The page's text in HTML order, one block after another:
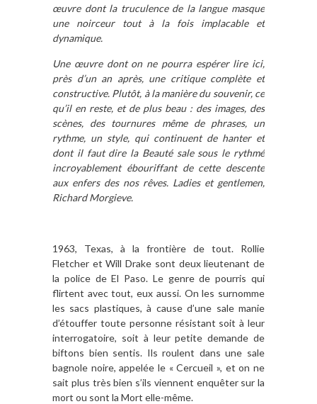
œuvre dont la truculence de la langue masque
une noirceur tout à la fois implacable et
dynamique.
Une œuvre dont on ne pourra espérer lire ici,
près d’un an après, une critique complète et
constructive. Plutôt, à la manière du souvenir, ce
qu’il en reste, et de plus beau : des images, des
scènes, des tournures même de phrases, un
rythme, un style, qui continuent de hanter et
dont il faut dire la Beauté sale sous le rythmé
incroyablement ébouriffant de cette descente
aux enfers des nos rêves. Ladies et gentlemen,
Richard Morgieve.
1963, Texas, à la frontière de tout. Rollie
Fletcher et Will Drake sont deux lieutenant de
la police de El Paso. Le genre de pourris qui
flirtent avec tout, eux aussi. On les surnomme
les sacs plastiques, à cause d’une sale manie
d’étouffer toute personne résistant soit à leur
interrogatoire, soit à leur petite demande de
biftons bien sentis. Ils roulent dans une sale
bagnole noire, appelée le « Cercueil », et on ne
sait plus très bien s’ils viennent enquêter sur la
mort ou sont la Mort elle-même.